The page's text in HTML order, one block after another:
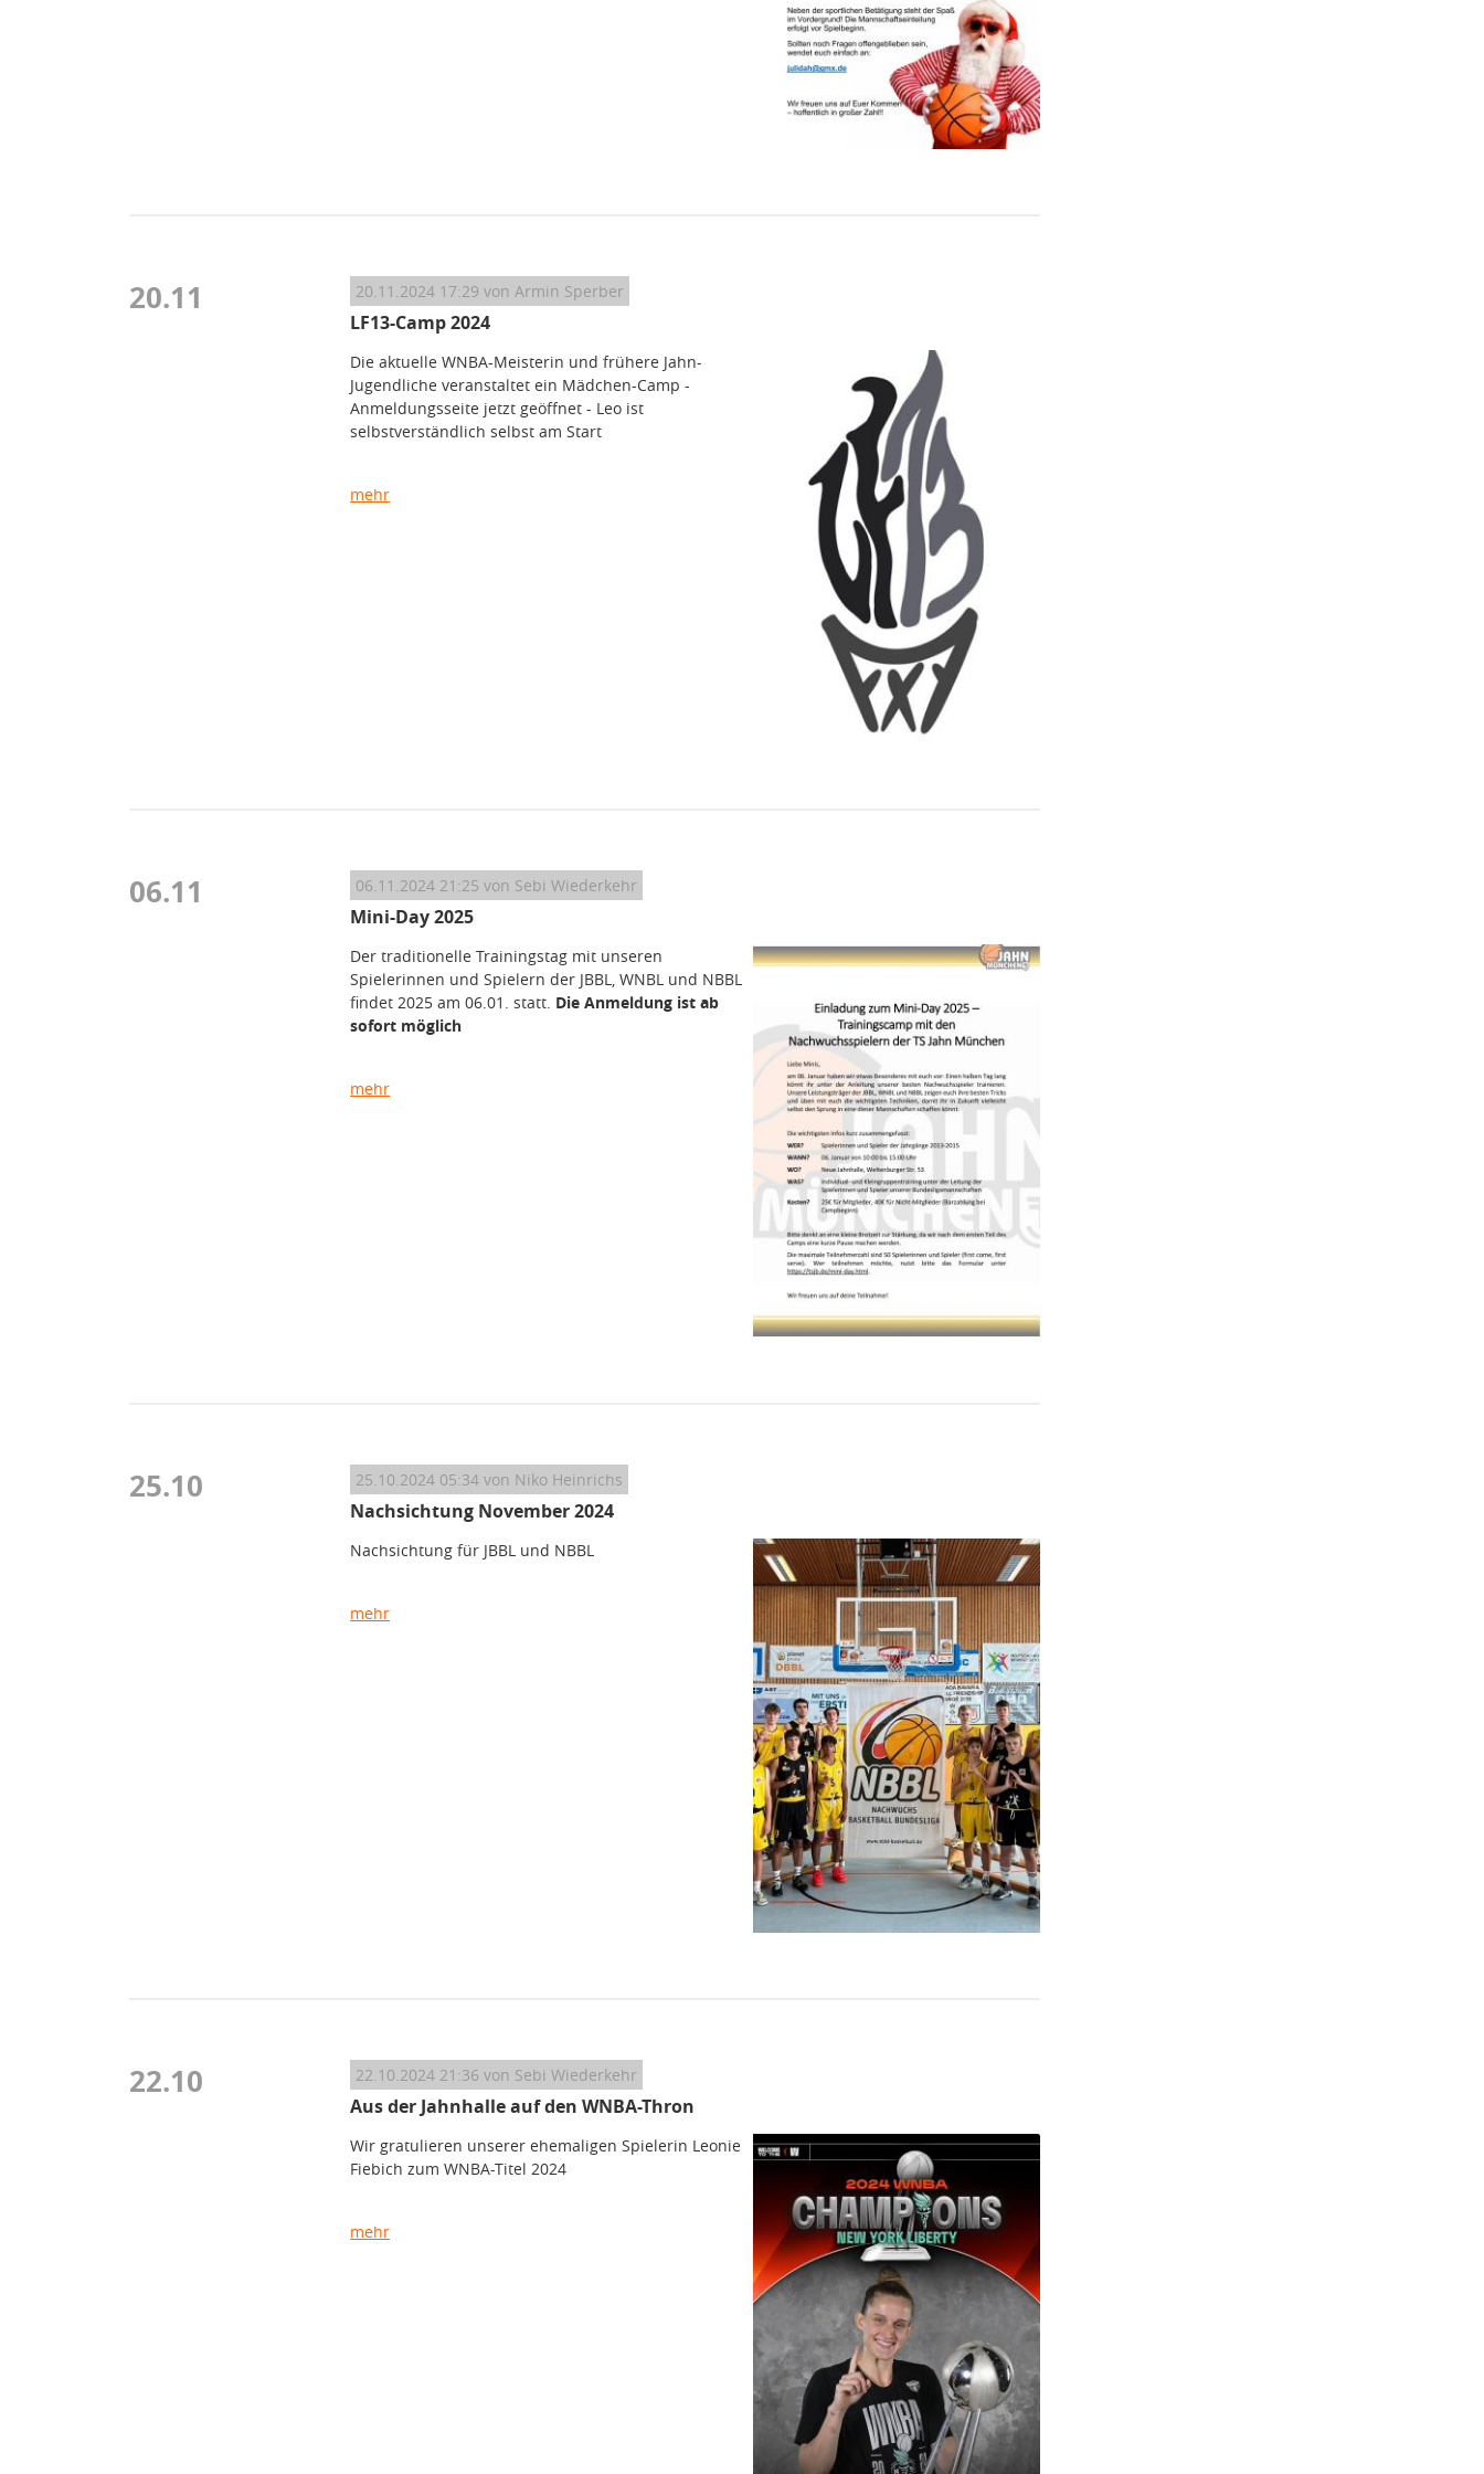
20.11 20.11.2024 17:29 von Armin Sperber
LF13-Camp 2024
Die aktuelle WNBA-Meisterin und frühere Jahn-
Jugendliche veranstaltet ein Mädchen-Camp -
Anmeldungsseite jetzt geöffnet - Leo ist
selbstverständlich selbst am Start
mehr
06.11 06.11.2024 21:25 von Sebi Wiederkehr
Mini-Day 2025
Der traditionelle Trainingstag mit unseren
Spielerinnen und Spielern der JBBL, WNBL und NBBL
findet 2025 am 06.01. statt. Die Anmeldung ist ab
sofort möglich
mehr
25.10 25.10.2024 05:34 von Niko Heinrichs
Nachsichtung November 2024
Nachsichtung für JBBL und NBBL
mehr
22.10 22.10.2024 21:36 von Sebi Wiederkehr
Aus der Jahnhalle auf den WNBA-Thron
Wir gratulieren unserer ehemaligen Spielerin Leonie
Fiebich zum WNBA-Titel 2024
mehr